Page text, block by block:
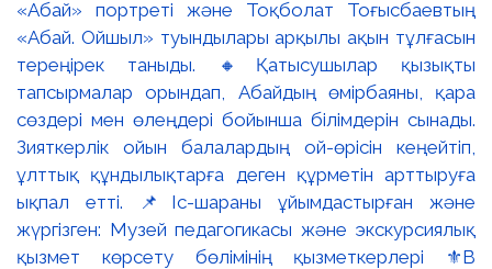
«Абай» портреті және Тоқболат Тоғысбаевтың
«Абай. Ойшыл» туындылары арқылы ақын тұлғасын
тереңірек таныды. 🔸Қатысушылар қызықты
тапсырмалар орындап, Абайдың өмірбаяны, қара
сөздері мен өлеңдері бойынша білімдерін сынады.
Зияткерлік ойын балалардың ой-өрісін кеңейтіп,
ұлттық құндылықтарға деген құрметін арттыруға
ықпал етті. 📌Іс-шараны ұйымдастырған және
жүргізген: Музей педагогикасы және экскурсиялық
қызмет көрсету бөлімінің қызметкерлері ⚜️В